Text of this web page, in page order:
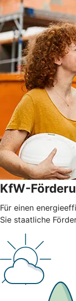
KfW-
Für einen
Sie staatliche